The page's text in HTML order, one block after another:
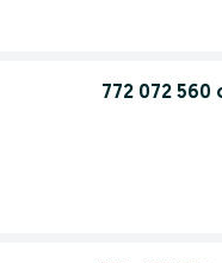
772 072 560